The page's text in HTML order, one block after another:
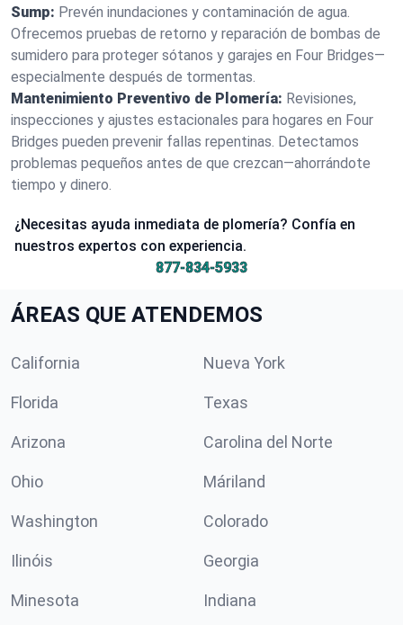
Sump: Prevén inundaciones y contaminación de agua.
Ofrecemos pruebas de retorno y reparación de bombas de
sumidero para proteger sótanos y garajes en Four Bridges—
especialmente después de tormentas.
Mantenimiento Preventivo de Plomería: Revisiones,
inspecciones y ajustes estacionales para hogares en Four
Bridges pueden prevenir fallas repentinas. Detectamos
problemas pequeños antes de que crezcan—ahorrándote
tiempo y dinero.
¿Necesitas ayuda inmediata de plomería? Confía en
nuestros expertos con experiencia.
877-834-5933
ÁREAS QUE ATENDEMOS
California Nueva York
Florida Texas
Arizona Carolina del Norte
Ohio Máriland
Washington Colorado
Ilinóis Georgia
Minesota Indiana